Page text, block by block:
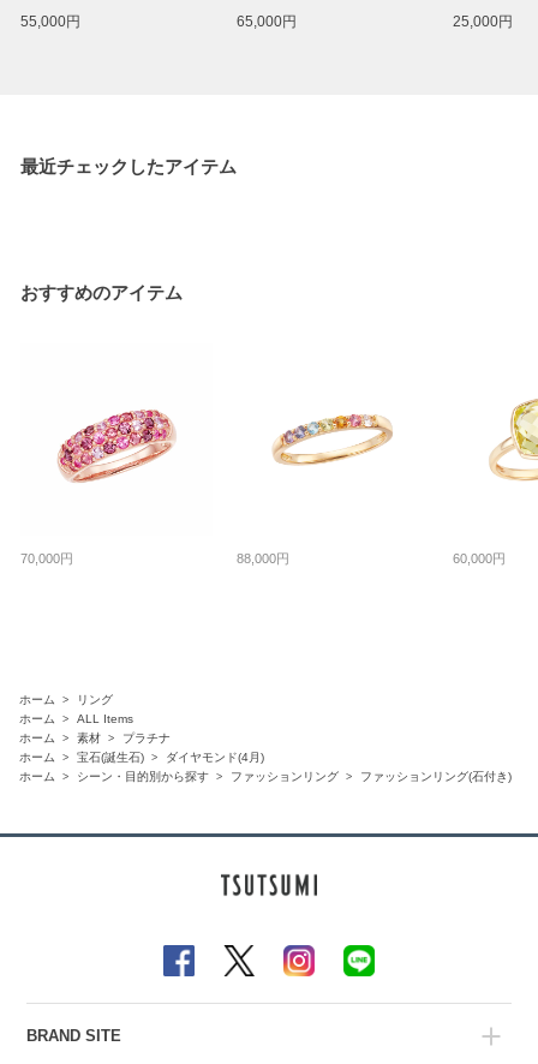
55,000円 65,000円 25,000円
最近チェックしたアイテム
おすすめのアイテム
70,000円 88,000円 60,000円
ホーム
リング
ホーム
ALL Items
ホーム
素材
プラチナ
ホーム
宝石(誕生石)
ダイヤモンド(4月)
ホーム
シーン・目的別から探す ファッションリング ファッションリング(石付き)
BRAND SITE